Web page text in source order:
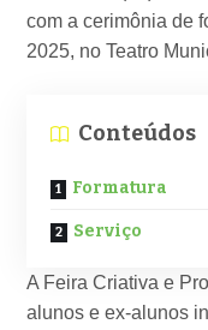
com a cerimônia de
2025, no Teatro
Conteúdos
Formatura
Serviço
A Feira Criativa e
alunos e ex-alunos